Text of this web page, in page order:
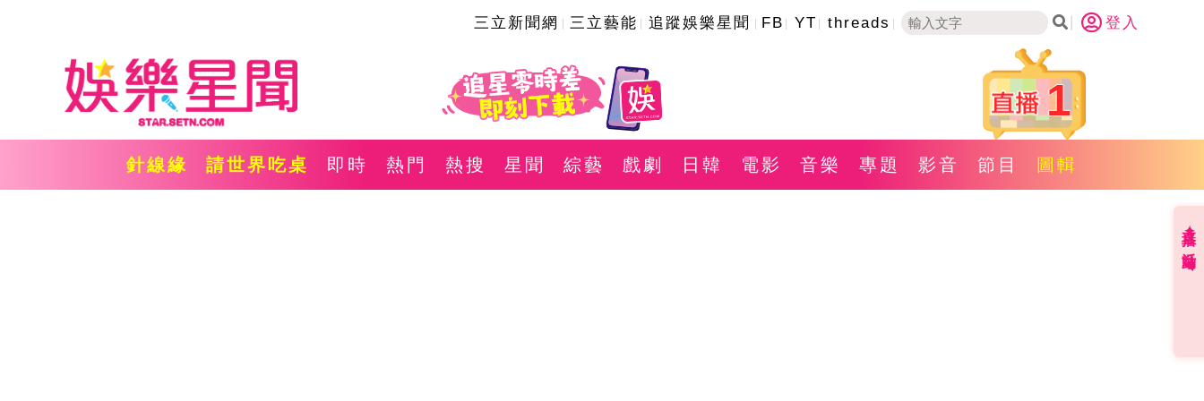
三立新聞網 三立藝能 追蹤娛樂星聞 FB YT threads 登入
1
針線緣 請世界吃桌 即時 熱門 熱搜 星聞 綜藝 戲劇 日韓 電影 音樂 專題 影音 節目 圖輯
直播✦活動